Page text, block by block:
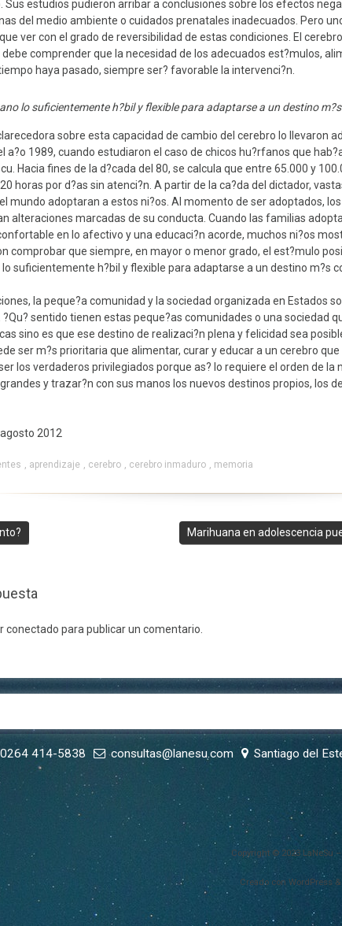
Sus estudios pudieron arribar a conclusiones sobre los efectos
del medio ambiente o cuidados prenatales inadecuados. Pero
ver con el grado de reversibilidad de estas condiciones. El
comprender que la necesidad de los adecuados est?mulos,
haya pasado, siempre ser? favorable la intervenci?n.
lo suficientemente h?bil y flexible para adaptarse a un destino
sobre esta capacidad de cambio del cerebro lo llevaron
a?o 1989, cuando estudiaron el caso de chicos hu?rfanos que
Hacia fines de la d?cada del 80, se calcula que entre 65.000 y
horas por d?as sin atenci?n. A partir de la ca?da del dictador,
mundo adoptaran a estos ni?os. Al momento de ser adoptados,
alteraciones marcadas de su conducta. Cuando las familias
en lo afectivo y una educaci?n acorde, muchos ni?os
comprobar que siempre, en mayor o menor grado, el est?mulo
suficientemente h?bil y flexible para adaptarse a un destino m?s
la peque?a comunidad y la sociedad organizada en Estados
sentido tienen estas peque?as comunidades o una sociedad
sino es que ese destino de realizaci?n plena y felicidad sea
ser m?s prioritaria que alimentar, curar y educar a un cerebro que
los verdaderos privilegiados porque as? lo requiere el orden de la
y trazar?n con sus manos los nuevos destinos propios, los
2012
, aprendizaje , cerebro , cerebro inmaduro , memoria
Marihuana en adolescencia
conectado para publicar un comentario.
0264 414-5838 consultas@lanesu.com Santiago del
Copyright © 2023 LaNeSu
Creado con WordPress &